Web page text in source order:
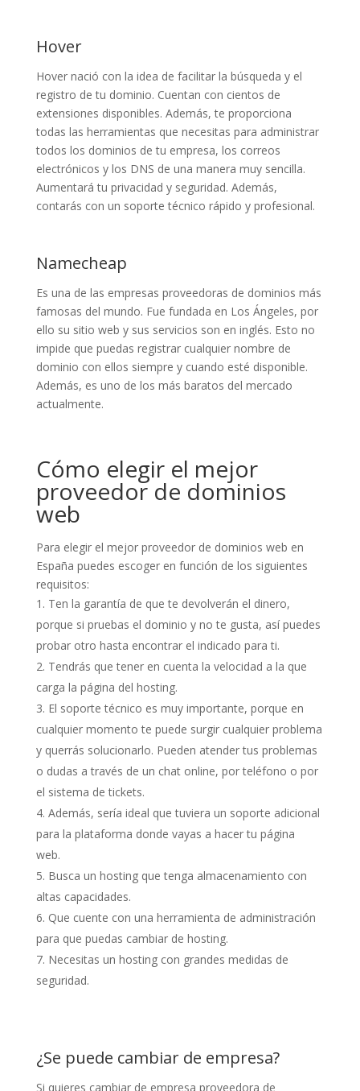
Hover
Hover nació con la idea de facilitar la búsqueda y el
registro de tu dominio. Cuentan con cientos de
extensiones disponibles. Además, te proporciona
todas las herramientas que necesitas para administrar
todos los dominios de tu empresa, los correos
electrónicos y los DNS de una manera muy sencilla.
Aumentará tu privacidad y seguridad. Además,
contarás con un soporte técnico rápido y profesional.
Namecheap
Es una de las empresas proveedoras de dominios más
famosas del mundo. Fue fundada en Los Ángeles, por
ello su sitio web y sus servicios son en inglés. Esto no
impide que puedas registrar cualquier nombre de
dominio con ellos siempre y cuando esté disponible.
Además, es uno de los más baratos del mercado
actualmente.
Cómo elegir el mejor
proveedor de dominios
web
Para elegir el mejor proveedor de dominios web en
España puedes escoger en función de los siguientes
requisitos:
Ten la garantía de que te devolverán el dinero,
porque si pruebas el dominio y no te gusta, así puedes
probar otro hasta encontrar el indicado para ti.
Tendrás que tener en cuenta la velocidad a la que
carga la página del hosting.
El soporte técnico es muy importante, porque en
cualquier momento te puede surgir cualquier problema
y querrás solucionarlo. Pueden atender tus problemas
o dudas a través de un chat online, por teléfono o por
el sistema de tickets.
Además, sería ideal que tuviera un soporte adicional
para la plataforma donde vayas a hacer tu página
web.
Busca un hosting que tenga almacenamiento con
altas capacidades.
Que cuente con una herramienta de administración
para que puedas cambiar de hosting.
Necesitas un hosting con grandes medidas de
seguridad.
¿Se puede cambiar de empresa?
Si quieres cambiar de empresa proveedora de